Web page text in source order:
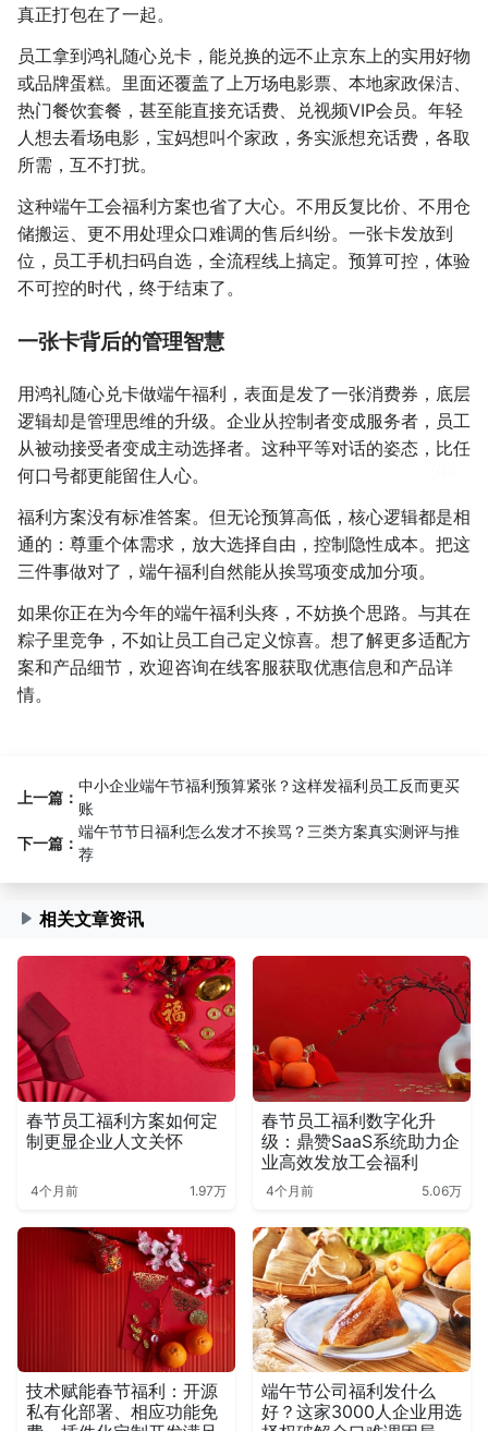
真正打包在了一起。
员工拿到鸿礼随心兑卡，能兑换的远不止京东上的实用好物
或品牌蛋糕。里面还覆盖了上万场电影票、本地家政保洁、
热门餐饮套餐，甚至能直接充话费、兑视频VIP会员。年轻
人想去看场电影，宝妈想叫个家政，务实派想充话费，各取
所需，互不打扰。
这种端午工会福利方案也省了大心。不用反复比价、不用仓
储搬运、更不用处理众口难调的售后纠纷。一张卡发放到
位，员工手机扫码自选，全流程线上搞定。预算可控，体验
不可控的时代，终于结束了。
一张卡背后的管理智慧
用鸿礼随心兑卡做端午福利，表面是发了一张消费券，底层
逻辑却是管理思维的升级。企业从控制者变成服务者，员工
从被动接受者变成主动选择者。这种平等对话的姿态，比任
何口号都更能留住人心。
福利方案没有标准答案。但无论预算高低，核心逻辑都是相
通的：尊重个体需求，放大选择自由，控制隐性成本。把这
三件事做对了，端午福利自然能从挨骂项变成加分项。
如果你正在为今年的端午福利头疼，不妨换个思路。与其在
粽子里竞争，不如让员工自己定义惊喜。想了解更多适配方
案和产品细节，欢迎咨询在线客服获取优惠信息和产品详
情。
上一篇：
中小企业端午节福利预算紧张？这样发福利员工反而更买
账
下一篇：
端午节节日福利怎么发才不挨骂？三类方案真实测评与推
荐
相关文章资讯
春节员工福利方案如何定
制更显企业人文关怀
4个月前 1.97万
春节员工福利数字化升
级：鼎赞SaaS系统助力企
业高效发放工会福利
4个月前 5.06万
技术赋能春节福利：开源
私有化部署、相应功能免
端午节公司福利发什么
好？这家3000人企业用选